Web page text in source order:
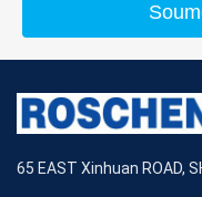
65 EAST Xinhuan ROAD,